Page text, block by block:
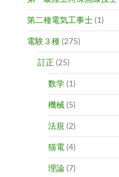
第二種電気工事士 (1)
電験３種 (275)
訂正 (25)
数学 (1)
機械 (5)
法規 (2)
猫電 (4)
理論 (7)